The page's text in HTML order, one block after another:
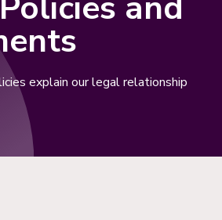
explain our legal relationship